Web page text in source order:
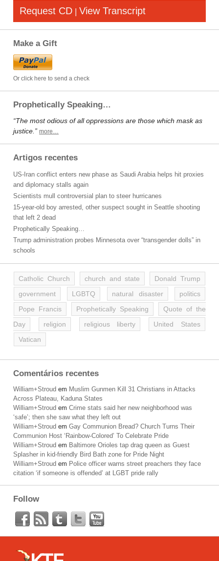
Request CD | View Transcript
Make a Gift
Or click here to send a check
Prophetically Speaking…
“The most odious of all oppressions are those which mask as
justice.” more…
Artigos recentes
US-Iran conflict enters new phase as Saudi Arabia helps hit proxies
and diplomacy stalls again
Scientists mull controversial plan to steer hurricanes
15-year-old boy arrested, other suspect sought in Seattle shooting
that left 2 dead
Prophetically Speaking…
Trump administration probes Minnesota over “transgender dolls” in
schools
Catholic Church church and state
Donald Trump
government
LGBTQ natural disaster
politics
Pope Francis
Prophetically Speaking
Quote of the
Day
religion religious liberty
United States
Vatican
Comentários recentes
William+Stroud em Muslim Gunmen Kill 31 Christians in Attacks
Across Plateau, Kaduna States
William+Stroud em Crime stats said her new neighborhood was
‘safe’; then she saw what they left out
William+Stroud em Gay Communion Bread? Church Turns Their
Communion Host ‘Rainbow-Colored’ To Celebrate Pride
William+Stroud em Baltimore Orioles tap drag queen as Guest
Splasher in kid-friendly Bird Bath zone for Pride Night
William+Stroud em Police officer warns street preachers they face
citation ‘if someone is offended’ at LGBT pride rally
Follow